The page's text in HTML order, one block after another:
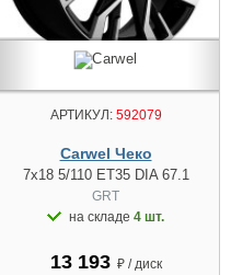
АРТИКУЛ:592079
Carwel Чеко
7x18 5/110 ET35 DIA 67.1
GRT
на складе 4 шт.
13 193 ₽ / диск